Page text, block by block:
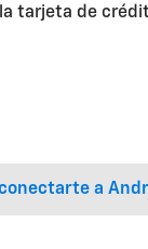
tarjeta de
a